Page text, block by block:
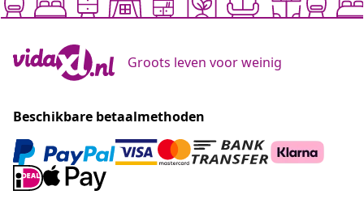
Groots leven voor weinig
Beschikbare betaalmethoden